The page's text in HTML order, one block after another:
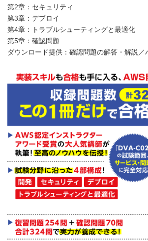
第2章：セキュリティ
第3章：デプロイ
第4章：トラブルシューティングと最適化
第5章：確認問題
ダウンロード提供：確認問題の解答・解説／